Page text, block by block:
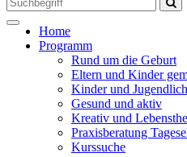
Toggle
navigation
Home
Programm
Rund um die Geburt
Eltern und Kinder
Kinder und
Gesund und aktiv
Kreativ und
Praxisberatung
Kurssuche